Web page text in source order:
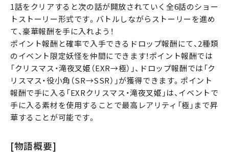
1話をクリアすると次の話が開放されていく全6話のショー
トストーリー形式です。バトルしながらストーリーを進め
て、豪華報酬を手に入れよう！
ポイント報酬と確率で入手できるドロップ報酬にて、2種類
のイベント限定妖怪を仲間にできます！ポイント報酬では
「クリスマス・滝夜叉姫（EXR→極）」、ドロップ報酬では「ク
リスマス・役小角（SR→SSR）」が獲得できます。ポイント
報酬で手に入る「EXRクリスマス・滝夜叉姫」は、イベントで
手に入る素材を使用することで最高レアリティ「極」まで昇
華することが可能です。
[物語概要]